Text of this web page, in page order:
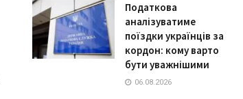
Податкова
аналізуватиме
поїздки українців за
кордон: кому варто
бути уважнішими
06.08.2026